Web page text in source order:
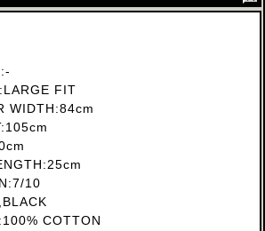
FIT
WIDTH:84cm
10
COTTON